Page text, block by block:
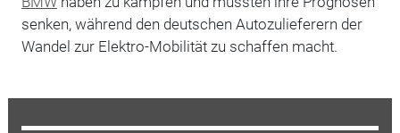
senken, während den deutschen Autozulieferern der
Wandel zur Elektro-Mobilität zu schaffen macht.